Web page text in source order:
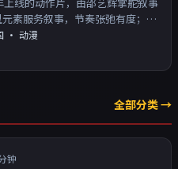
素服务叙事，节奏张弛有度；对
意潜台词。主演以演技派为主，
事与人物关系的观众加入片单。
· 动漫
全部分类 →
钟